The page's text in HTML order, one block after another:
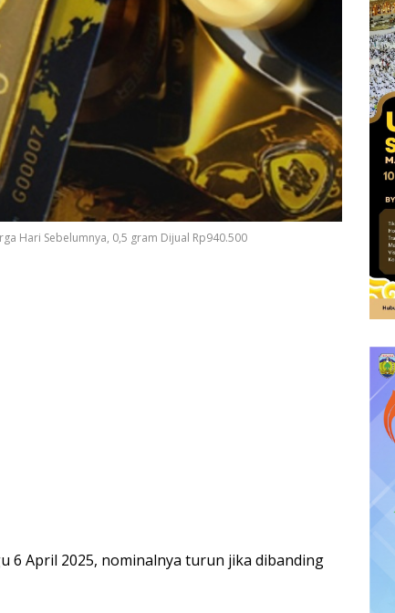
Hari Sebelumnya, 0,5 gram Dijual Rp940.500
6 April 2025, nominalnya turun jika dibanding